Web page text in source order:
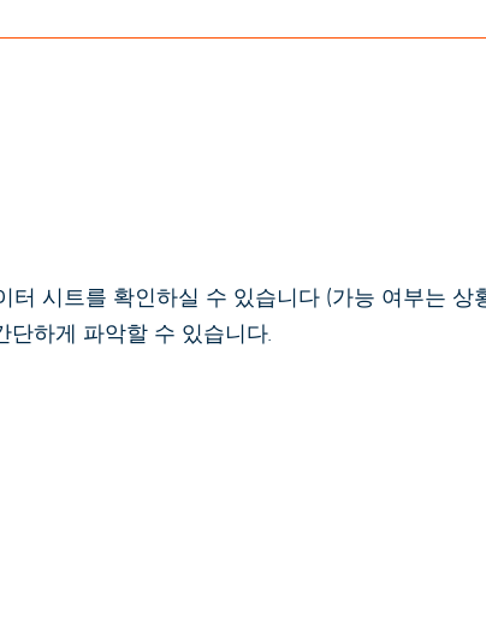
시트를 확인하실 수 있습니다 (가능 여부는 상
하게 파악할 수 있습니다.